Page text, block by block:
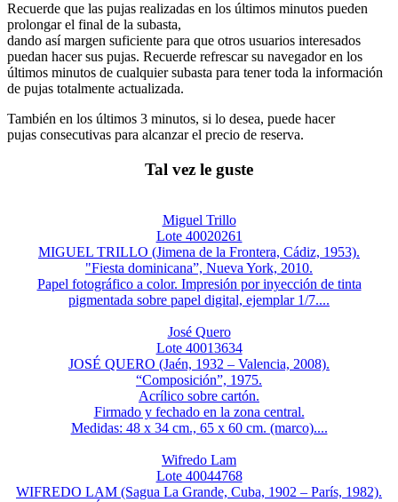
Recuerde que las pujas realizadas en los últimos minutos pueden
prolongar el final de la subasta,
dando así margen suficiente para que otros usuarios interesados
puedan hacer sus pujas. Recuerde refrescar su navegador en los
últimos minutos de cualquier subasta para tener toda la información
de pujas totalmente actualizada.
También en los últimos 3 minutos, si lo desea, puede hacer
pujas consecutivas para alcanzar el precio de reserva.
Tal vez le guste
Miguel Trillo
Lote 40020261
MIGUEL TRILLO (Jimena de la Frontera, Cádiz, 1953).
"Fiesta dominicana”, Nueva York, 2010.
Papel fotográfico a color. Impresión por inyección de tinta
pigmentada sobre papel digital, ejemplar 1/7....
José Quero
Lote 40013634
JOSÉ QUERO (Jaén, 1932 – Valencia, 2008).
“Composición”, 1975.
Acrílico sobre cartón.
Firmado y fechado en la zona central.
Medidas: 48 x 34 cm., 65 x 60 cm. (marco)....
Wifredo Lam
Lote 40044768
WIFREDO LAM (Sagua La Grande, Cuba, 1902 – París, 1982).